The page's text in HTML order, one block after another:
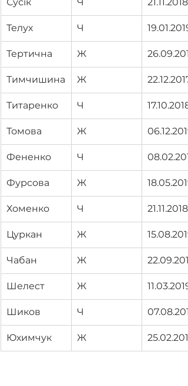
Телух Ч 19.01.2019
Тертична Ж
Тимчишина Ж 22.12.2017
Титаренко Ч 17.10.2018
Томова Ж 06.12.2019
Фененко Ч
Фурсова Ж 18.05.2019
Хоменко Ч 21.11.2018
Цуркан Ж 15.08.2019
Чабан Ж
Шелест Ж 11.03.2019
Шиков Ч
Юхимчук Ж